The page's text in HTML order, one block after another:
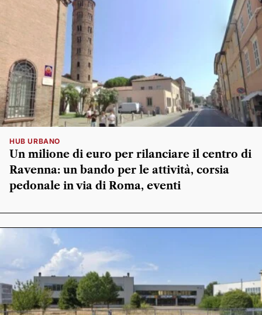
HUB URBANO
Un milione di euro per rilanciare il centro di
Ravenna: un bando per le attività, corsia
pedonale in via di Roma, eventi